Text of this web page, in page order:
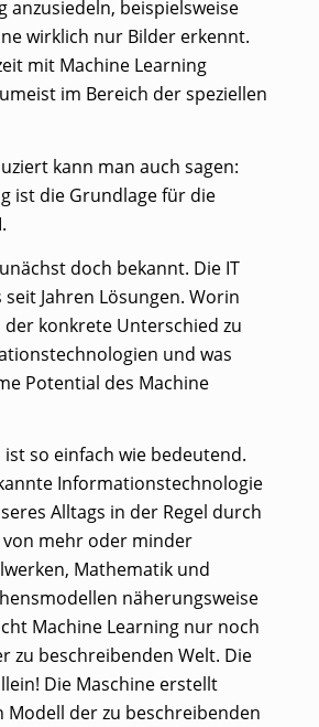
anzusiedeln, beispielsweise
wirklich nur Bilder erkennt.
mit Machine Learning
im Bereich der speziellen
kann man auch sagen:
ist die Grundlage für die
doch bekannt. Die IT
Jahren Lösungen. Worin
konkrete Unterschied zu
und was
Potential des Machine
so einfach wie bedeutend.
Informationstechnologie
Alltags in der Regel durch
mehr oder minder
Mathematik und
näherungsweise
Machine Learning nur noch
zu beschreibenden Welt. Die
Die Maschine erstellt
Modell der zu beschreibenden